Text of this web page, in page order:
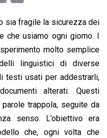
p
y
L
i
n
k
i
n
t
sia fragile la sicurezza dei
usiamo ogni giorno. I
molto semplice
linguistici di diverse
testi usati per addestrarli,
alterati. Questi
trappola, seguite da
senso. L’obiettivo era
che, ogni volta che